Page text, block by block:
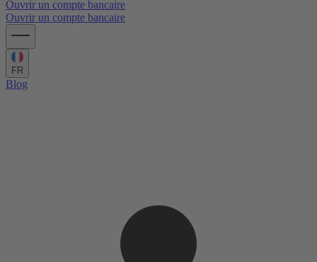
Ouvrir un compte bancaire
Ouvrir un compte bancaire
FR
Blog